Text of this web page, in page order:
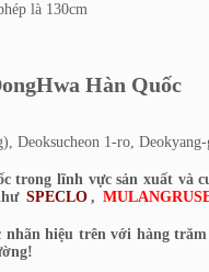
là 130cm
Hàn Quốc
Deoksucheon 1-ro,
trong lĩnh vực sản xuất và
SPECLO ,
hiệu trên với hàng